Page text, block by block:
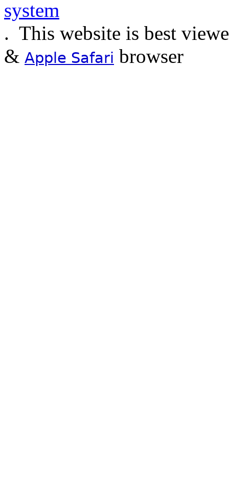
. This website is best
& Apple Safari browser